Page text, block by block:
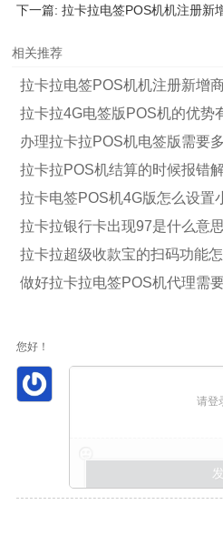
下一篇: 拉卡拉电签POS机机注册新
相关推荐
拉卡拉电签POS机机注册新增
拉卡拉4G电签版POS机的优势
办理拉卡拉POS机电签版需要
拉卡拉POS机结算的时候报错
拉卡电签POS机4G版怎么设置
拉卡拉银行卡出现97是什么意
拉卡拉超级收款宝的扫码功能
做好拉卡拉电签POS机代理需
您好！
请登